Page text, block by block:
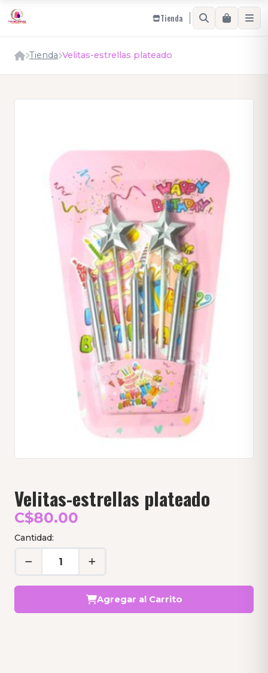
Tienda
Tienda Velitas-estrellas plateado
Velitas-estrellas plateado
C$80.00
Cantidad:
Agregar al Carrito